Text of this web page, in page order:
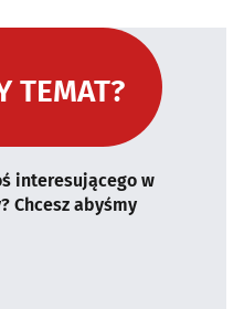
TEMAT?
interesującego w
Chcesz abyśmy